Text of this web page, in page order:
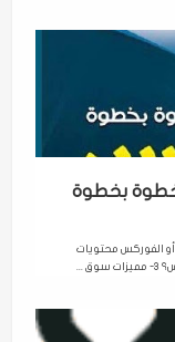
بخطوة
أو الفوركس محتويات